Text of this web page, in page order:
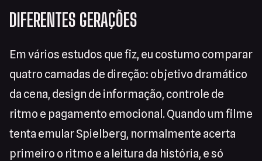
DIFERENTES GERAÇÕES
Em vários estudos que fiz, eu costumo comparar
quatro camadas de direção: objetivo dramático
da cena, design de informação, controle de
ritmo e pagamento emocional. Quando um filme
tenta emular Spielberg, normalmente acerta
primeiro o ritmo e a leitura da história, e só